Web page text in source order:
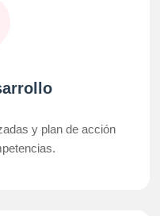
y plan de acción